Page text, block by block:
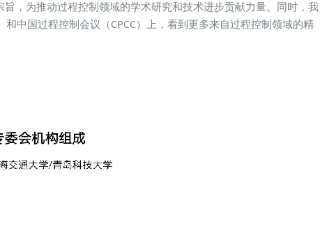
旨，为推动过程控制领域的学术研究和技术进步贡献力量。同时，我
和中国过程控制会议（CPCC）上，看到更多来自过程控制领域的精